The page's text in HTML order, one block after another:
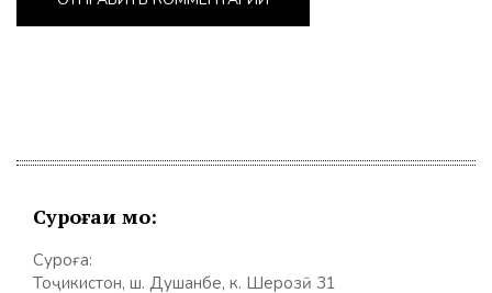
Суроғаи мо:
Суроға:
Тоҷикистон, ш. Душанбе, к. Шерозӣ 31